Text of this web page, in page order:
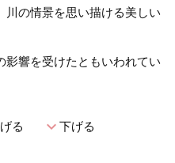
川の情景を思い描ける美しい
影響を受けたともいわれてい
る expand_more下げる